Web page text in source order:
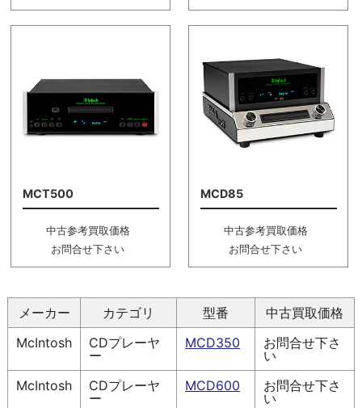
MCT500
中古参考買取価格
お問合せ下さい
MCD85
中古参考買取価格
お問合せ下さい
メーカー カテゴリ 型番
中古買取価格
McIntosh
CDプレーヤ
ー
MCD350
お問合せ下さ
い
McIntosh
CDプレーヤ
ー
MCD600
お問合せ下さ
い